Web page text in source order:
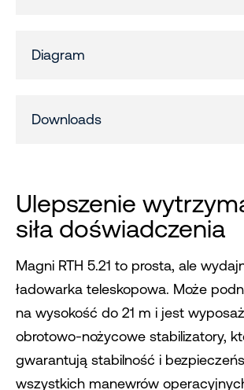
Diagram
Downloads
Ulepszenie
siła doświadczenia
Magni RTH 5.21 to prosta, ale
ładowarka teleskopowa. Może
na wysokość do 21 m i jest
obrotowo-nożycowe stabilizatory,
gwarantują stabilność i
wszystkich manewrów